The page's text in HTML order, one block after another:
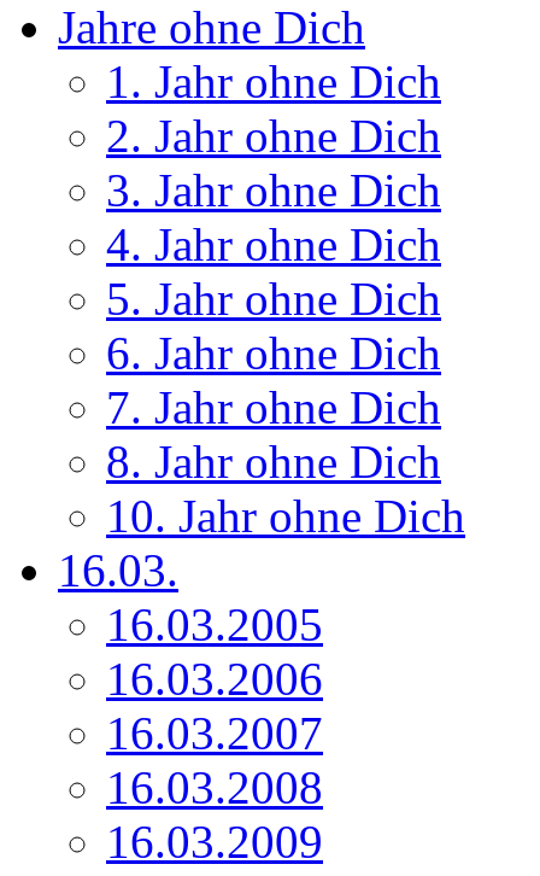
Jahre ohne Dich
1. Jahr ohne Dich
2. Jahr ohne Dich
3. Jahr ohne Dich
4. Jahr ohne Dich
5. Jahr ohne Dich
6. Jahr ohne Dich
7. Jahr ohne Dich
8. Jahr ohne Dich
10. Jahr ohne Dich
16.03.
16.03.2005
16.03.2006
16.03.2007
16.03.2008
16.03.2009